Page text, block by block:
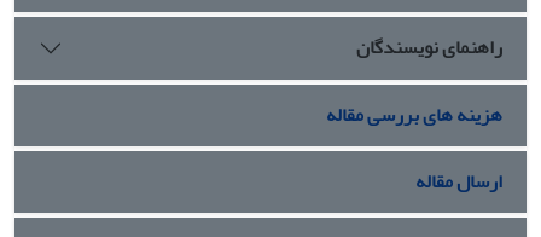
تولدی دوباره، نگهبانی و امنیت بخشی است.
راهنمای نویسندگان
هزینه های بررسی مقاله
ارسال مقاله